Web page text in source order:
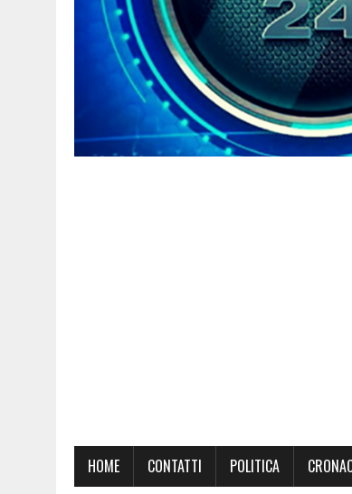
HOME CONTATTI POLITICA